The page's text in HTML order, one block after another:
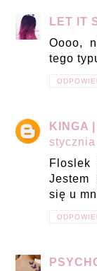
LET IT
Oooo,
tego
KINGA
Jestem
się u